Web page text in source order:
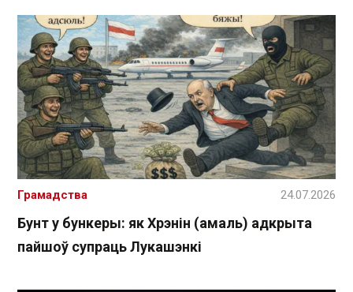
Бунт у бункеры: як Хрэнін (амаль) адкрыта
пайшоў супраць Лукашэнкі
Грамадства 24.07.2026